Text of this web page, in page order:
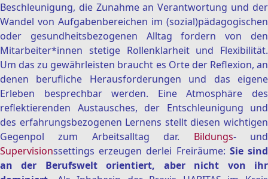
Beschleunigung, die Zunahme an Verantwortung und der
Wandel von Aufgabenbereichen im (sozial)pädagogischen
oder gesundheitsbezogenen Alltag fordern von den
Mitarbeiter*innen stetige Rollenklarheit und Flexibilität.
Um das zu gewährleisten braucht es Orte der Reflexion, an
denen berufliche Herausforderungen und das eigene
Erleben besprechbar werden. Eine Atmosphäre des
reflektierenden Austausches, der Entschleunigung und
des erfahrungsbezogenen Lernens stellt diesen wichtigen
Gegenpol zum Arbeitsalltag dar. Bildungs- und
Supervisionssettings erzeugen derlei Freiräume: Sie sind
an der Berufswelt orientiert, aber nicht von ihr